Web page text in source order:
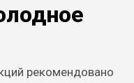
рекомендовано